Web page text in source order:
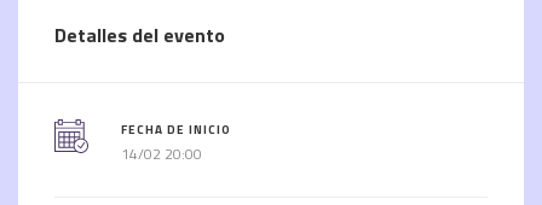
Detalles del evento
FECHA DE INICIO
14/02 20:00